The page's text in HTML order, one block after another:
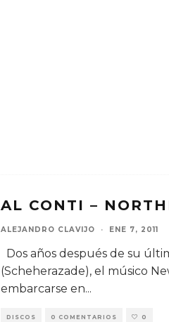
AL CONTI –
ALEJANDRO CLAVIJO · ENE 7, 2011
Dos años después de su
(Scheherazade), el músico
embarcarse en...
DISCOS 0 COMENTARIOS 0